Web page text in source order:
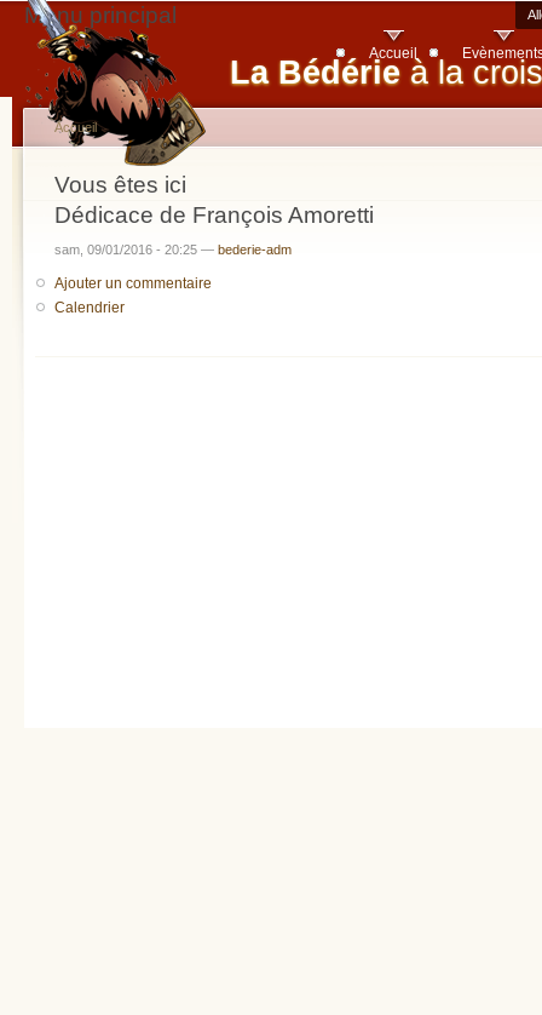
La Bédérie à la
Menu principal
Accueil
Vous êtes ici
Accueil
Dédicace de François Amoretti
sam, 09/01/2016 - 20:25 — bederie-adm
Ajouter un commentaire
Calendrier